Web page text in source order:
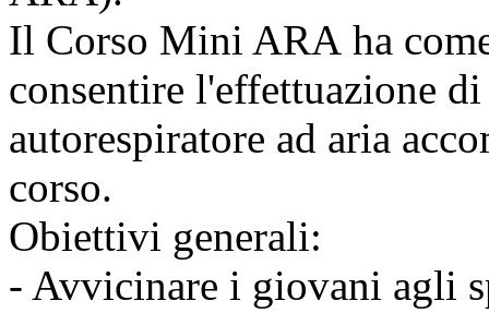
Il Corso Mini ARA ha
consentire l'effettuazione
autorespiratore ad aria
corso.
Obiettivi generali:
- Avvicinare i giovani agli